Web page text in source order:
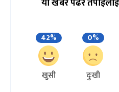
यो खबर पढेर
42%
खुसी
0%
दुःखी